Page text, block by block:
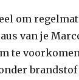
om
van je
te